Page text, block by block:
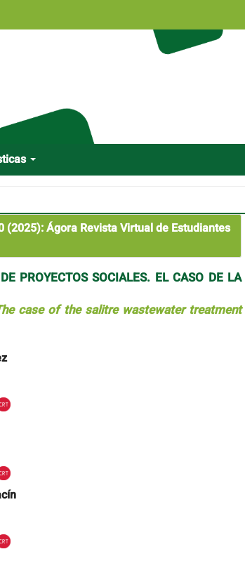
(2025): Ágora Revista Virtual de Estudiantes
PROYECTOS SOCIALES. EL CASO DE LA
case of the salitre wastewater treatment